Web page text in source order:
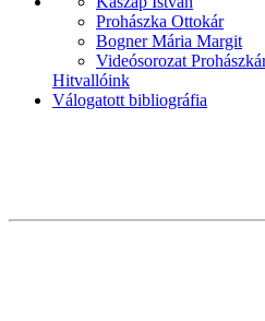
Prohászka Ottokár
Bogner Mária Margit
Videósorozat
Hitvallóink
Válogatott bibliográfia